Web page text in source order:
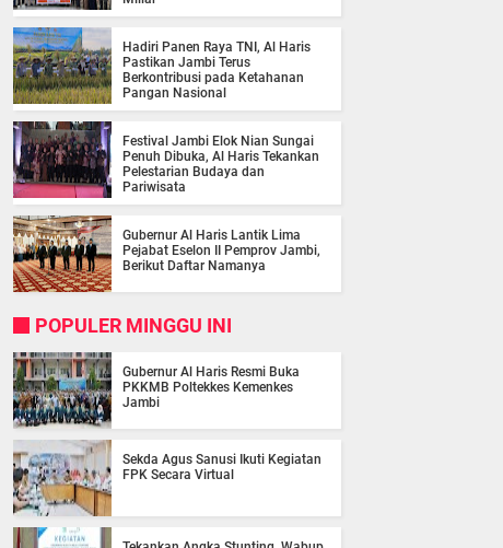
Hadiri Panen Raya TNI, Al Haris
Pastikan Jambi Terus
Berkontribusi pada Ketahanan
Pangan Nasional
Festival Jambi Elok Nian Sungai
Penuh Dibuka, Al Haris Tekankan
Pelestarian Budaya dan
Pariwisata
Gubernur Al Haris Lantik Lima
Pejabat Eselon II Pemprov Jambi,
Berikut Daftar Namanya
POPULER MINGGU INI
Gubernur Al Haris Resmi Buka
PKKMB Poltekkes Kemenkes
Jambi
Sekda Agus Sanusi Ikuti Kegiatan
FPK Secara Virtual